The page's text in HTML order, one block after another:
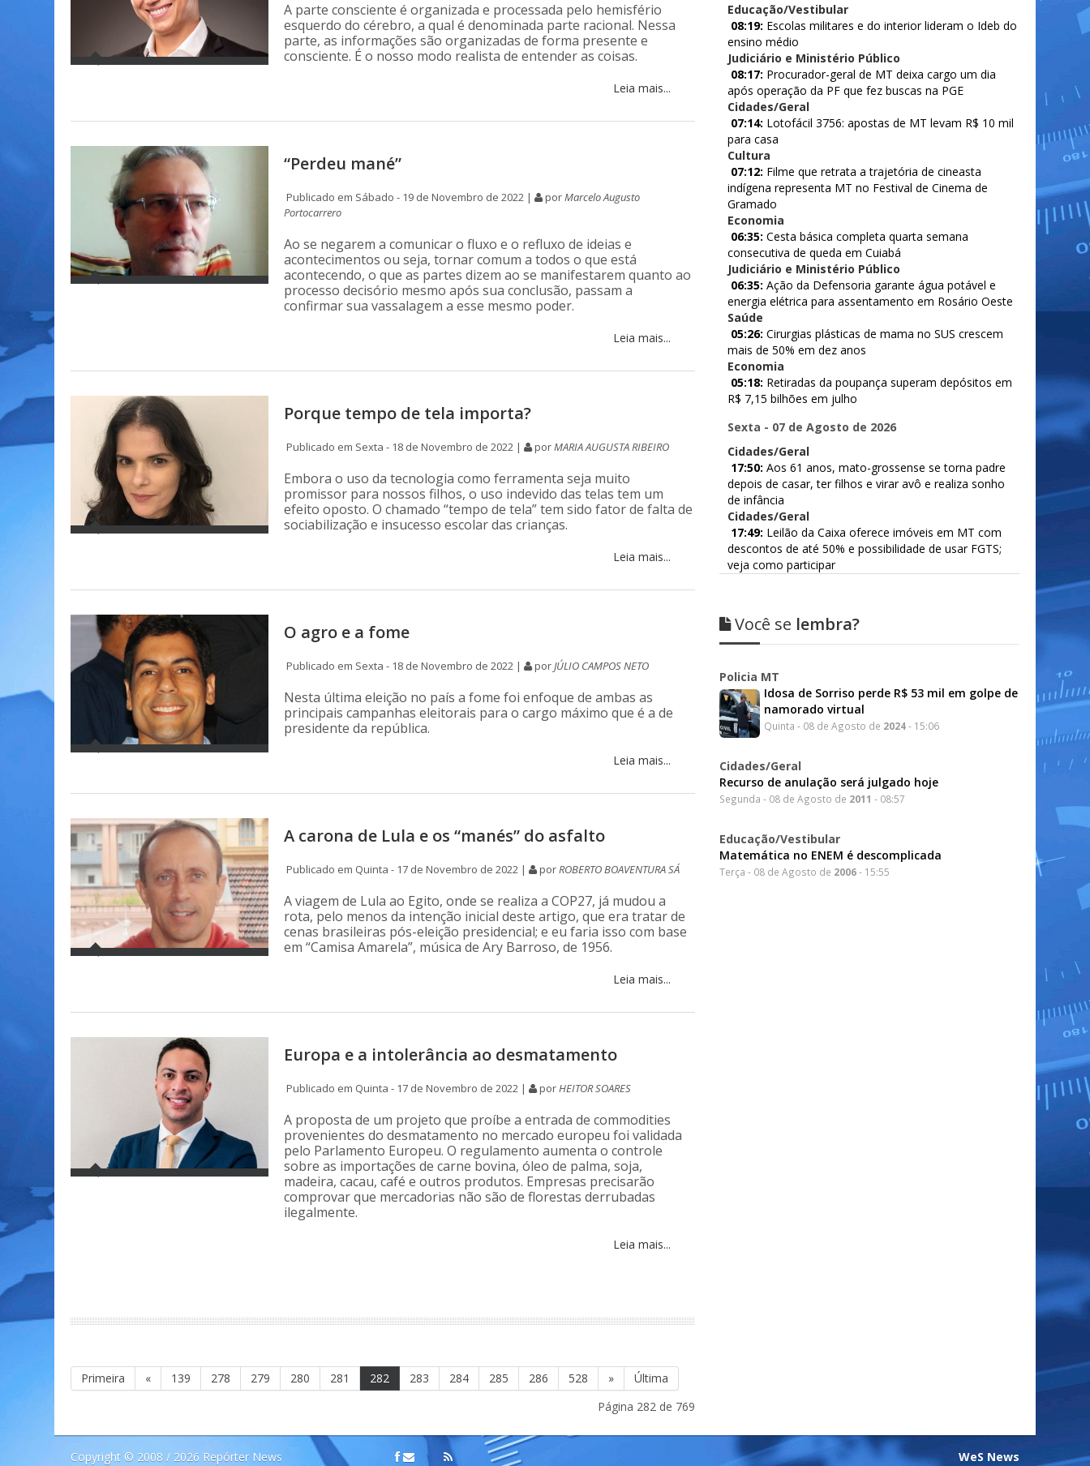
A parte consciente é organizada e processada pelo hemisfério
esquerdo do cérebro, a qual é denominada parte racional. Nessa
parte, as informações são organizadas de forma presente e
consciente. É o nosso modo realista de entender as coisas.
Leia mais...
“Perdeu mané”
Publicado em Sábado - 19 de Novembro de 2022 | porMarcelo Augusto
Portocarrero
Ao se negarem a comunicar o fluxo e o refluxo de ideias e
acontecimentos ou seja, tornar comum a todos o que está
acontecendo, o que as partes dizem ao se manifestarem quanto ao
processo decisório mesmo após sua conclusão, passam a
confirmar sua vassalagem a esse mesmo poder.
Leia mais...
Porque tempo de tela importa?
Publicado em Sexta - 18 de Novembro de 2022 | porMARIA AUGUSTA RIBEIRO
Embora o uso da tecnologia como ferramenta seja muito
promissor para nossos filhos, o uso indevido das telas tem um
efeito oposto. O chamado “tempo de tela” tem sido fator de falta de
sociabilização e insucesso escolar das crianças.
Leia mais...
O agro e a fome
Publicado em Sexta - 18 de Novembro de 2022 | porJÚLIO CAMPOS NETO
Nesta última eleição no país a fome foi enfoque de ambas as
principais campanhas eleitorais para o cargo máximo que é a de
presidente da república.
Leia mais...
A carona de Lula e os “manés” do asfalto
Publicado em Quinta - 17 de Novembro de 2022 | porROBERTO BOAVENTURA SÁ
A viagem de Lula ao Egito, onde se realiza a COP27, já mudou a
rota, pelo menos da intenção inicial deste artigo, que era tratar de
cenas brasileiras pós-eleição presidencial; e eu faria isso com base
em “Camisa Amarela”, música de Ary Barroso, de 1956.
Leia mais...
Europa e a intolerância ao desmatamento
Publicado em Quinta - 17 de Novembro de 2022 | porHEITOR SOARES
A proposta de um projeto que proíbe a entrada de commodities
provenientes do desmatamento no mercado europeu foi validada
pelo Parlamento Europeu. O regulamento aumenta o controle
sobre as importações de carne bovina, óleo de palma, soja,
madeira, cacau, café e outros produtos. Empresas precisarão
comprovar que mercadorias não são de florestas derrubadas
ilegalmente.
Leia mais...
Primeira « 139 278 279 280 281 282 283 284 285 286 528 »
Última
Página 282 de 769
Educação/Vestibular
08:19: Escolas militares e do interior lideram o Ideb do
ensino médio
Judiciário e Ministério Público
08:17: Procurador-geral de MT deixa cargo um dia
após operação da PF que fez buscas na PGE
Cidades/Geral
07:14: Lotofácil 3756: apostas de MT levam R$ 10 mil
para casa
Cultura
07:12: Filme que retrata a trajetória de cineasta
indígena representa MT no Festival de Cinema de
Gramado
Economia
06:35: Cesta básica completa quarta semana
consecutiva de queda em Cuiabá
Judiciário e Ministério Público
06:35: Ação da Defensoria garante água potável e
energia elétrica para assentamento em Rosário Oeste
Saúde
05:26: Cirurgias plásticas de mama no SUS crescem
mais de 50% em dez anos
Economia
05:18: Retiradas da poupança superam depósitos em
R$ 7,15 bilhões em julho
Sexta - 07 de Agosto de 2026
Cidades/Geral
17:50: Aos 61 anos, mato-grossense se torna padre
depois de casar, ter filhos e virar avô e realiza sonho
de infância
Cidades/Geral
17:49: Leilão da Caixa oferece imóveis em MT com
descontos de até 50% e possibilidade de usar FGTS;
veja como participar
Você se lembra?
Policia MT
Idosa de Sorriso perde R$ 53 mil em golpe de
namorado virtual
Quinta - 08 de Agosto de 2024- 15:06
Cidades/Geral
Recurso de anulação será julgado hoje
Segunda - 08 de Agosto de 2011 - 08:57
Educação/Vestibular
Matemática no ENEM é descomplicada
Terça - 08 de Agosto de 2006- 15:55
Copyright © 2008 / 2026 Repórter News
WeS News